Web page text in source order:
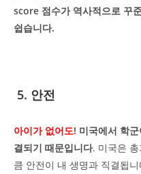
score 점수가 역사적으로 꾸
쉽습니다.
5. 안전
아이가 없어도! 미국에서 학
결되기 때문입니다. 미국은
큼 안전이 내 생명과 직결됩